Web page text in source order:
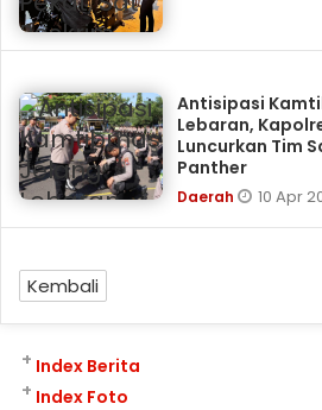
Antisipasi
Lebaran,
Luncurkan Tim
Panther
Daerah 10 Apr
Kembali
Index Berita
+
Index Foto
+